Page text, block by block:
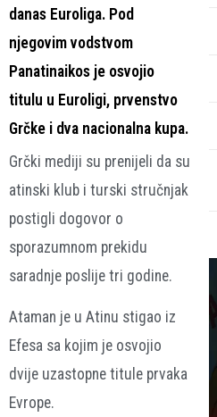
danas Euroliga. Pod
njegovim vodstvom
Panatinaikos je osvojio
titulu u Euroligi, prvenstvo
Grčke i dva nacionalna kupa.
Grčki mediji su prenijeli da su
atinski klub i turski stručnjak
postigli dogovor o
sporazumnom prekidu
saradnje poslije tri godine.
Ataman je u Atinu stigao iz
Efesa sa kojim je osvojio
dvije uzastopne titule prvaka
Evrope.